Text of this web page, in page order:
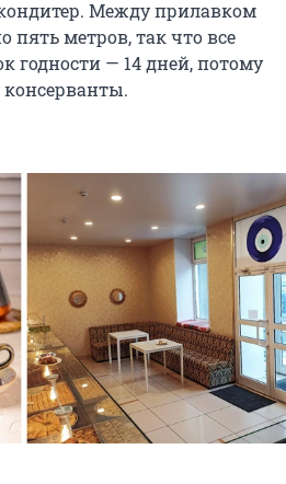
Между прилавком
пять метров, так что все
годности — 14 дней, потому
консерванты.